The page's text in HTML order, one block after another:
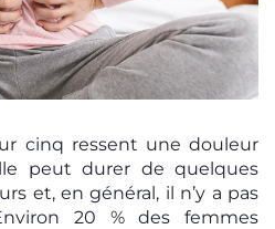
cinq ressent une douleur
peut durer de quelques
et, en général, il n’y a pas
20 % des femmes